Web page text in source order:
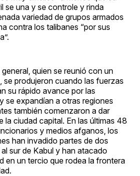
se una y se controle y rinda
variedad de grupos armados
contra los talibanes “por sus
quien se reunió con un
se produjeron cuando las fuerzas
su rápido avance por las
se expandían a otras regiones
también comenzaron a dar
la ciudad capital. En las últimas 48
y medios afganos, los
han invadido partes de dos
sur de Kabul y han atacado
en un tercio que rodea la frontera